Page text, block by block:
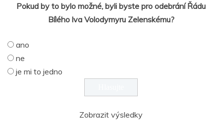
Pokud by to bylo možné, byli byste pro odebrání Řádu
Bílého lva Volodymyru Zelenskému?
ano
ne
je mi to jedno
Zobrazit výsledky